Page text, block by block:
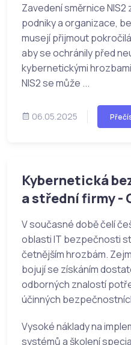
Zavedení směrnice
podniky a organizace,
musejí přijmout
aby se ochránily před
kybernetickými
NIS2 se může ...
06.05.2025
Kybernetická
a střední firmy -
V současné době čelí
oblasti IT bezpečnosti
četnějším hrozbám.
bojují se získáním
odborných znalostí
účinných
Vysoké náklady na
systémů a školení